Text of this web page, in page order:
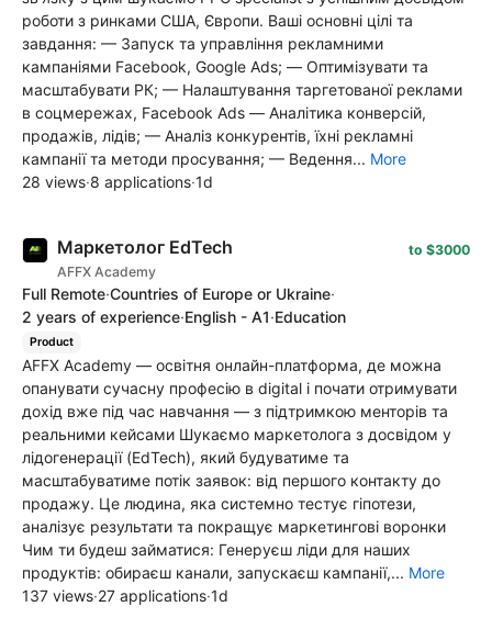
роботи з ринками США, Європи. Ваші основні цілі та
завдання: — Запуск та управління рекламними
кампаніями Facebook, Google Ads; — Оптимізувати та
масштабувати РК; — Налаштування таргетованої реклами
в соцмережах, Facebook Ads — Аналітика конверсій,
продажів, лідів; — Аналіз конкурентів, їхні рекламні
кампанії та методи просування; — Ведення... More
28 views·8 applications·1d
Маркетолог EdTech
AFFX Academy
to $3000
Full Remote·Countries of Europe or Ukraine·
2 years of experience·English - A1·Education
Product
AFFX Academy — освітня онлайн-платформа, де можна
опанувати сучасну професію в digital і почати отримувати
дохід вже під час навчання — з підтримкою менторів та
реальними кейсами Шукаємо маркетолога з досвідом у
лідогенерації (EdTech), який будуватиме та
масштабуватиме потік заявок: від першого контакту до
продажу. Це людина, яка системно тестує гіпотези,
аналізує результати та покращує маркетингові воронки
Чим ти будеш займатися: Генеруєш ліди для наших
продуктів: обираєш канали, запускаєш кампанії,... More
137 views·27 applications·1d